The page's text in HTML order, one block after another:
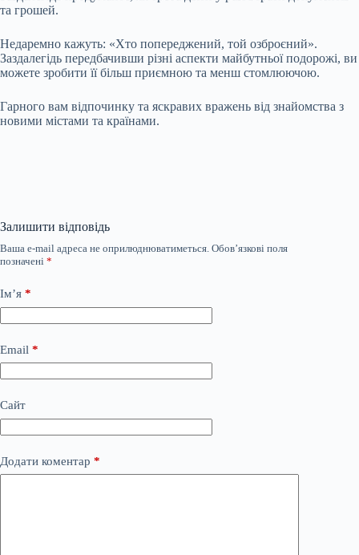
та грошей.
Недаремно кажуть: «Хто попереджений, той озброєний».
Заздалегідь передбачивши різні аспекти майбутньої подорожі, ви
можете зробити її більш приємною та менш стомлюючою.
Гарного вам відпочинку та яскравих вражень від знайомства з
новими містами та країнами.
Залишити відповідь
Ваша e-mail адреса не оприлюднюватиметься. Обов’язкові поля
позначені *
Ім’я *
Email *
Сайт
Додати коментар *